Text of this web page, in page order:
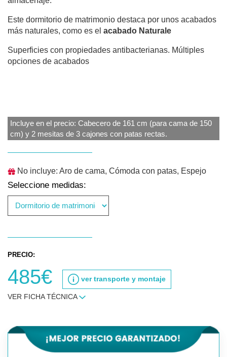
Este dormitorio de matrimonio destaca por unos acabados
más naturales, como es el acabado Naturale
Superficies con propiedades antibacterianas. Múltiples
opciones de acabados
Incluye en el precio: Cabecero de 161 cm (para cama de 150
cm) y 2 mesitas de 3 cajones con patas rectas.
No incluye: Aro de cama, Cómoda con patas, Espejo
Seleccione medidas:
PRECIO:
485€ ver transporte y montaje
VER FICHA TÉCNICA